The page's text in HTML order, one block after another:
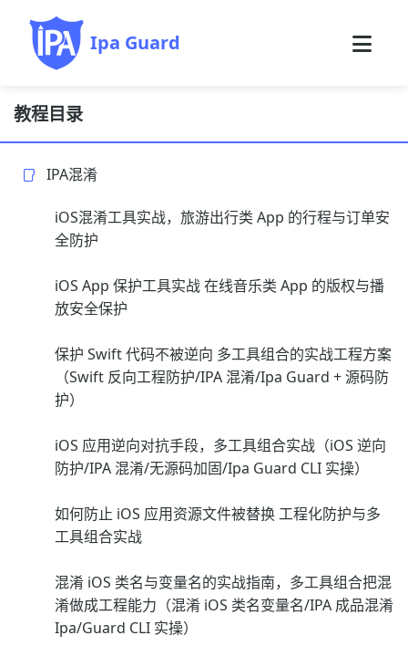
Ipa Guard
教程目录
IPA混淆
iOS混淆工具实战，旅游出行类 App 的行程与订单安
全防护
iOS App 保护工具实战 在线音乐类 App 的版权与播
放安全保护
保护 Swift 代码不被逆向 多工具组合的实战工程方案
（Swift 反向工程防护/IPA 混淆/Ipa Guard + 源码防
护）
iOS 应用逆向对抗手段，多工具组合实战（iOS 逆向
防护/IPA 混淆/无源码加固/Ipa Guard CLI 实操）
如何防止 iOS 应用资源文件被替换 工程化防护与多
工具组合实战
混淆 iOS 类名与变量名的实战指南，多工具组合把混
淆做成工程能力（混淆 iOS 类名变量名/IPA 成品混淆
Ipa/Guard CLI 实操）